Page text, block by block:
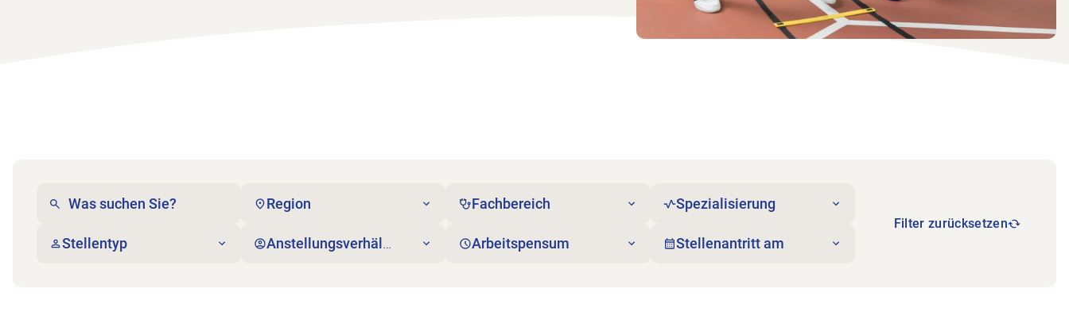
Region Fachbereich Spezialisierung
Stellentyp Anstellungsverhältnis Arbeitspensum Stellenantritt am
Filter zurücksetzen